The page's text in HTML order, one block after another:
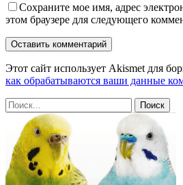
Сохраните мое имя, адрес
этом браузере для следующего
Этот сайт использует Akismet для
как обрабатываются ваши данные